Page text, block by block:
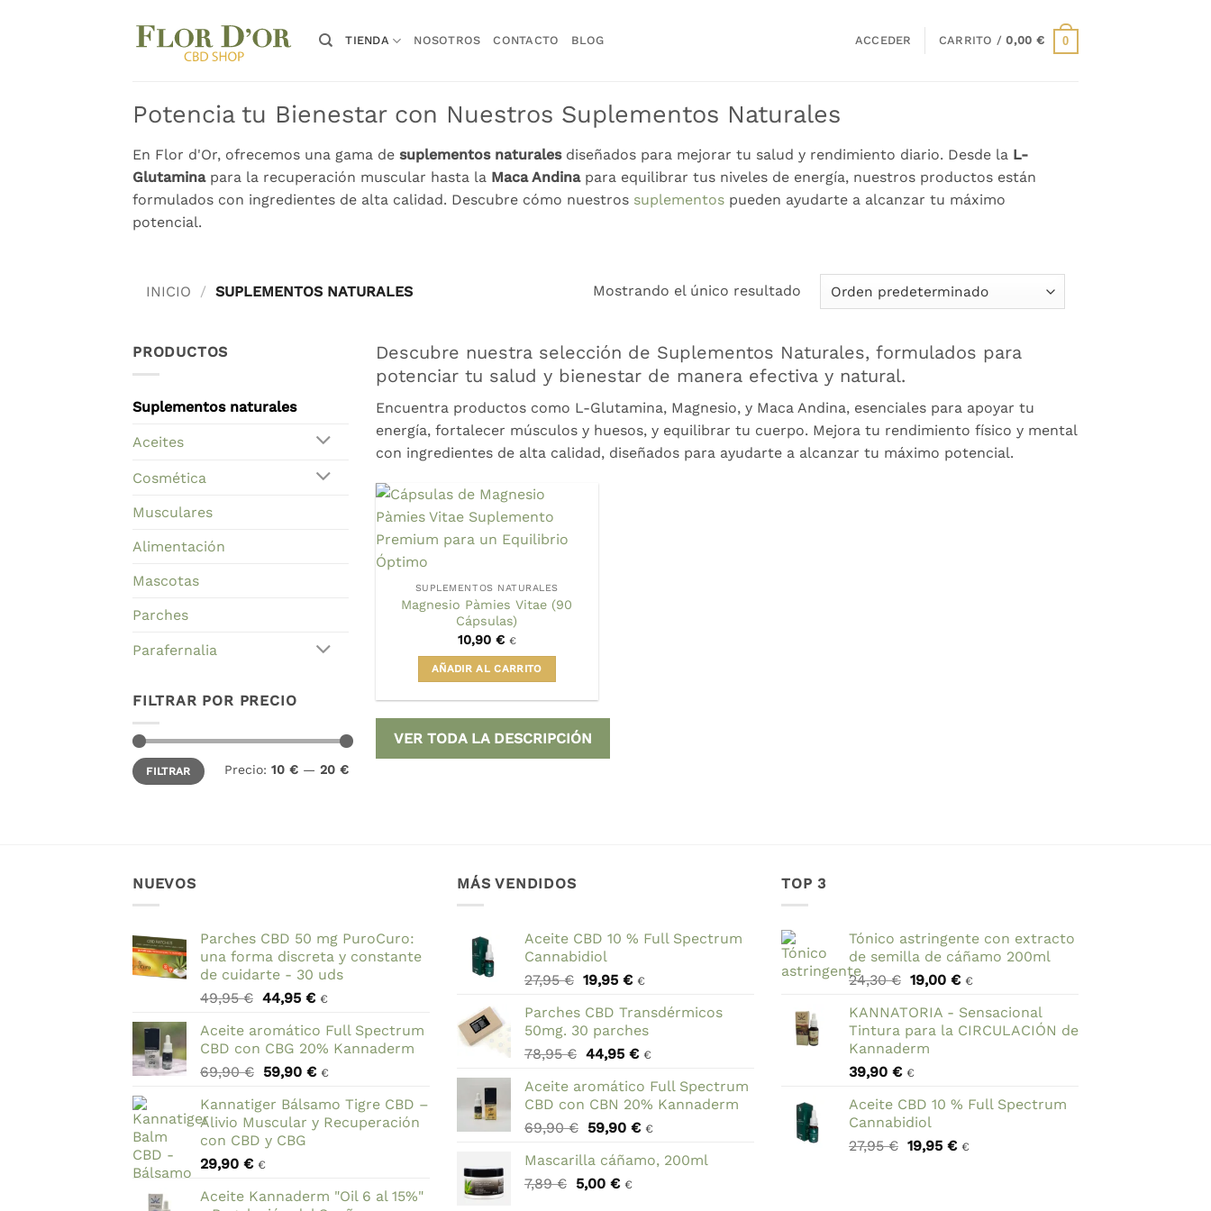
TIENDA NOSOTROS CONTACTO BLOG ACCEDER CARRITO /0,00 € 0
Potencia tu Bienestar con Nuestros Suplementos Naturales
En Flor d'Or, ofrecemos una gama de suplementos naturalesdiseñados para mejorar tu salud y rendimiento diario. Desde la L-
Glutaminapara la recuperación muscular hasta la Maca Andinapara equilibrar tus niveles de energía, nuestros productos están
formulados con ingredientes de alta calidad. Descubre cómo nuestros suplementos pueden ayudarte a alcanzar tu máximo
potencial.
INICIO / SUPLEMENTOS NATURALES Mostrando el único resultado
PRODUCTOS
Suplementos naturales
Aceites
Cosmética
Musculares
Alimentación
Mascotas
Parches
Parafernalia
FILTRAR POR PRECIO
Precio
mínimo
Precio
máximo
FILTRAR Precio: 10 € — 20 €
Descubre nuestra selección de Suplementos Naturales, formulados para
potenciar tu salud y bienestar de manera efectiva y natural.
Encuentra productos como L-Glutamina, Magnesio, y Maca Andina, esenciales para apoyar tu
energía, fortalecer músculos y huesos, y equilibrar tu cuerpo. Mejora tu rendimiento físico y mental
con ingredientes de alta calidad, diseñados para ayudarte a alcanzar tu máximo potencial.
SUPLEMENTOS NATURALES
Magnesio Pàmies Vitae (90
Cápsulas)
10,90 € €
AÑADIR AL CARRITO
VER TODA LA DESCRIPCIÓN
NUEVOS
Parches CBD 50 mg PuroCuro:
una forma discreta y constante
de cuidarte - 30 uds
49,95€ El
original
era:
49,95 €.
44,95 €El
actual
es:
44,95 €.
€
Aceite aromático Full Spectrum
CBD con CBG 20% Kannaderm
69,90€ El
original
era:
69,90 €.
59,90 €El
actual
es:
€
Kannatiger Bálsamo Tigre CBD –
Alivio Muscular y Recuperación
con CBD y CBG
29,90 € €
Aceite Kannaderm "Oil 6 al 15%"
MÁS VENDIDOS
Aceite CBD 10 % Full Spectrum
Cannabidiol
27,95€ El
original
era:
27,95 €.
19,95 €El
actual
es:
19,95 €.
€
Parches CBD Transdérmicos
50mg. 30 parches
78,95€ El
original
era:
78,95 €.
44,95 €El
actual
es:
44,95 €.
€
Aceite aromático Full Spectrum
CBD con CBN 20% Kannaderm
69,90€ El
original
era:
59,90 €El
actual
€
Mascarilla cáñamo, 200ml
7,89€ El
5,00 €El
€
TOP 3
Tónico astringente con extracto
de semilla de cáñamo 200ml
24,30€ El
original
era:
24,30 €.
19,00 €El
actual
es:
€
KANNATORIA - Sensacional
Tintura para la CIRCULACIÓN de
Kannaderm
39,90 € €
Aceite CBD 10 % Full Spectrum
Cannabidiol
27,95€ El
19,95 €El
€